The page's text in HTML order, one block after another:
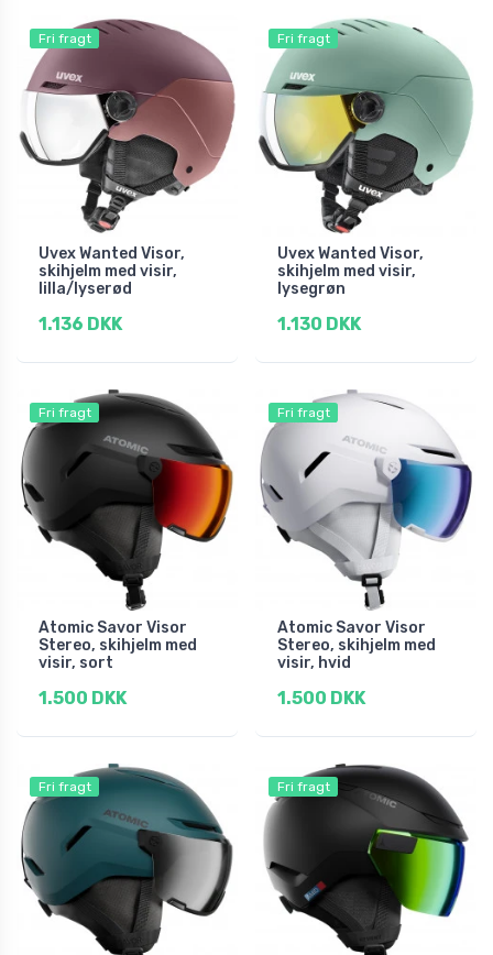
Fri fragt
Uvex Wanted Visor,
skihjelm med visir,
lilla/lyserød
1.136 DKK
Fri fragt
Uvex Wanted Visor,
skihjelm med visir,
lysegrøn
1.130 DKK
Fri fragt
Atomic Savor Visor
Stereo, skihjelm med
visir, sort
1.500 DKK
Fri fragt
Atomic Savor Visor
Stereo, skihjelm med
visir, hvid
1.500 DKK
Fri fragt Fri fragt